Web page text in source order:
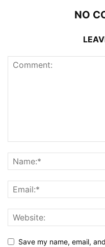
NO
Save my name, email,